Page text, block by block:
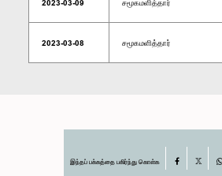
2023-03-09 சமூகமளித்தார்
2023-03-08 சமூகமளித்தார்
இந்தப் பக்கத்தை பகிர்ந்து கொள்க Facebook